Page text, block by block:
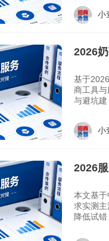
小
2026
基于
商工具
与避坑建
小
2026
本文基
求实测
降低试错